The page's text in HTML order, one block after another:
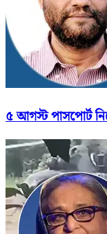
৫ আগস্ট পাসপোর্ট